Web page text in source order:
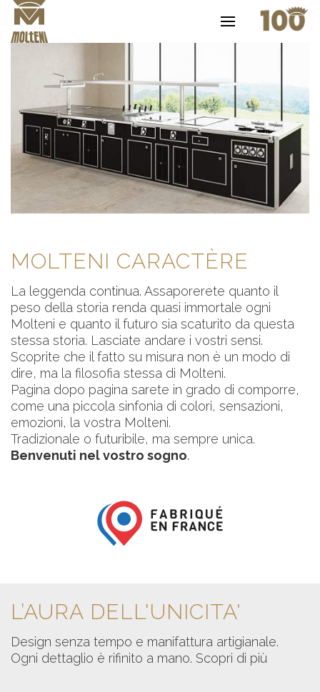
MOLTENI CARACTÈRE
La leggenda continua. Assaporerete quanto il
peso della storia renda quasi immortale ogni
Molteni e quanto il futuro sia scaturito da questa
stessa storia. Lasciate andare i vostri sensi.
Scoprite che il fatto su misura non è un modo di
dire, ma la filosofia stessa di Molteni.
Pagina dopo pagina sarete in grado di comporre,
come una piccola sinfonia di colori, sensazioni,
emozioni, la vostra Molteni.
Tradizionale o futuribile, ma sempre unica.
Benvenuti nel vostro sogno.
L’AURA DELL'UNICITA'
Design senza tempo e manifattura artigianale.
Ogni dettaglio è rifinito a mano. Scopri di più